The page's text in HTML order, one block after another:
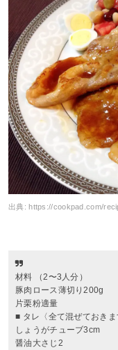
出典:https://cookpad.com/
材料 （2〜3人分）
豚肉ロース薄切り200g
片栗粉適量
■ タレ〈全て混ぜておきま
しょうがチューブ3cm
醤油大さじ2